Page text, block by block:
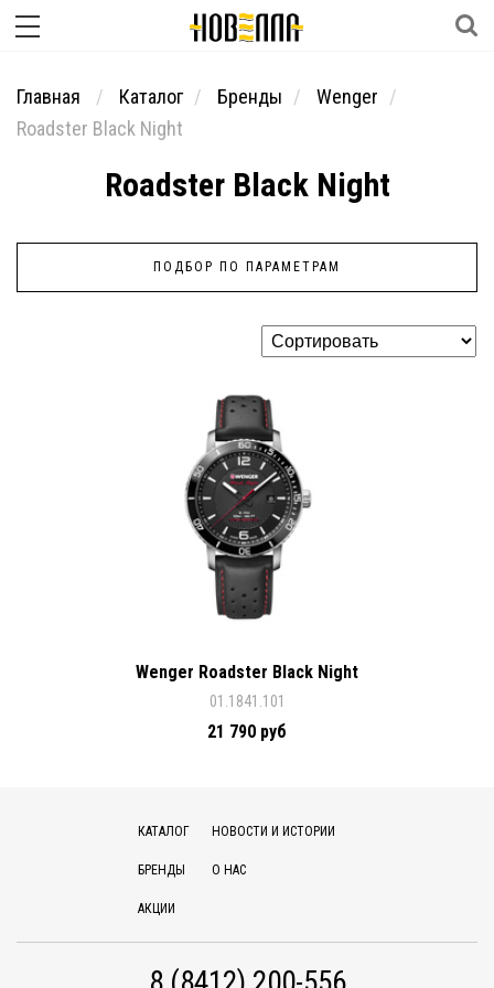
Главная Каталог Бренды
Wenger
Roadster Black Night
Roadster Black Night
ПОДБОР ПО ПАРАМЕТРАМ
Wenger Roadster Black Night
01.1841.101
21 790 руб
КАТАЛОГ
БРЕНДЫ
АКЦИИ
НОВОСТИ И ИСТОРИИ
О НАС